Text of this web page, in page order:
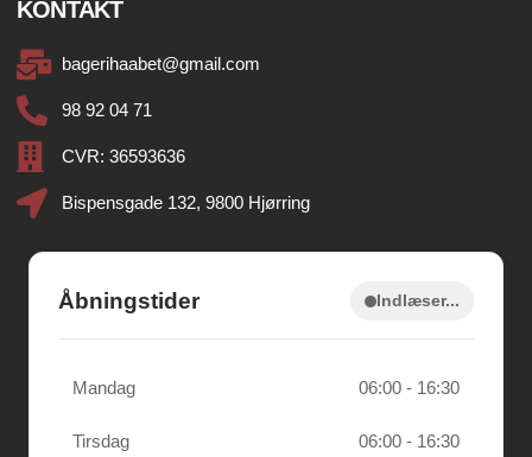
KONTAKT
bagerihaabet@gmail.com
98 92 04 71
CVR: 36593636
Bispensgade 132, 9800 Hjørring
Åbningstider Indlæser...
Mandag 06:00 - 16:30
Tirsdag 06:00 - 16:30